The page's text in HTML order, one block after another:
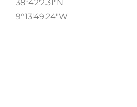
38°42'2.31"N
9°13'49.24"W